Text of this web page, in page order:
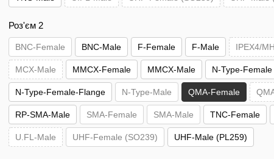
Роз'єм 2
BNC-Female BNC-Male F-Female F-Male IPEX4/
MCX-Male MMCX-Female MMCX-Male N-Type-Female
N-Type-Female-Flange N-Type-Male QMA-Female
RP-SMA-Male SMA-Female SMA-Male TNC-Female
U.FL-Male UHF-Female (SO239) UHF-Male (PL259)